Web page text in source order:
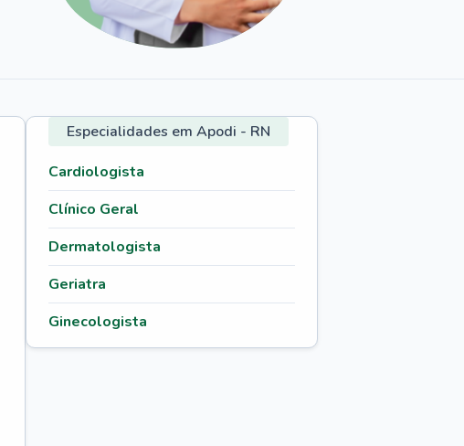
Especialidades em Apodi - RN
Cardiologista
Clínico Geral
Dermatologista
Geriatra
Ginecologista